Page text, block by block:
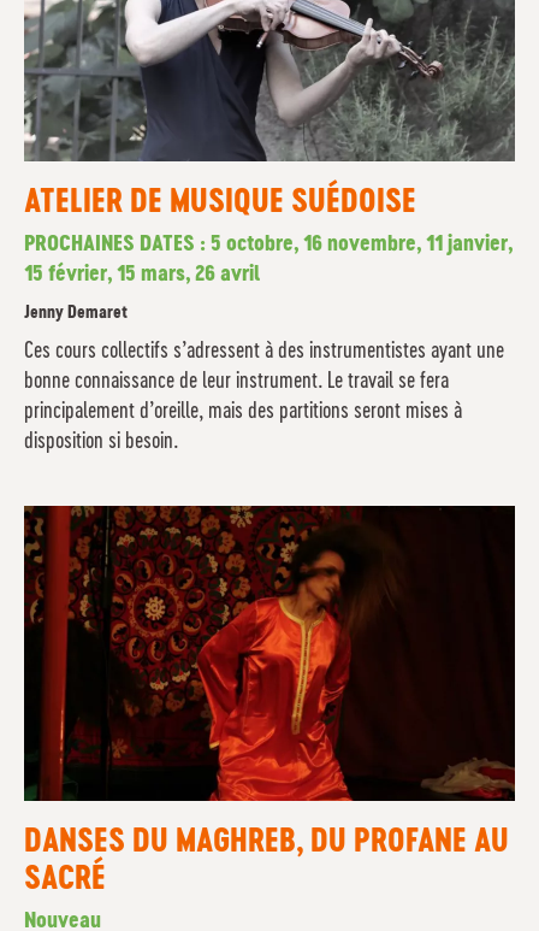
ATELIER DE MUSIQUE SUÉDOISE
PROCHAINES DATES : 5 octobre, 16 novembre, 11 janvier,
15 février, 15 mars, 26 avril
Jenny Demaret
Ces cours collectifs s’adressent à des instrumentistes ayant une
bonne connaissance de leur instrument. Le travail se fera
principalement d’oreille, mais des partitions seront mises à
disposition si besoin.
DANSES DU MAGHREB, DU PROFANE AU
SACRÉ
Nouveau